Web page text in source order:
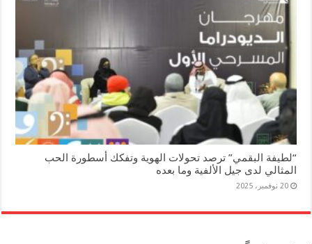
“لطيفة البقمي” ترصد تحولات الهوية وتفكك أسطورة الحب
المثالي لدى جيل الألفية وما بعده
20 نوفمبر، 2025